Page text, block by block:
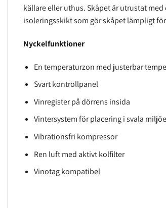
källare eller uthus. Skåpet är utrustat
isoleringsskikt som gör skåpet lämpligt
Nyckelfunktioner
En temperaturzon med justerbar
Svart kontrollpanel
Vinregister på dörrens insida
Vintersystem för placering i svala
Vibrationsfri kompressor
Ren luft med aktivt kolfilter
Vinotag kompatibel